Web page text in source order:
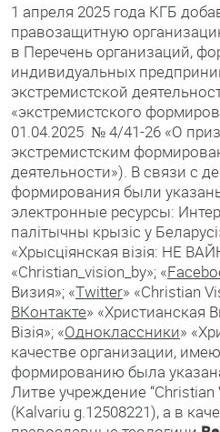
1 апреля 2025 года КГБ
правозащитную
в Перечень организаций,
индивидуальных
экстремистской
«экстремистского
01.04.2025 № 4/41-26 «О
экстремистским
деятельности»). В связи с
формирования были
электронные ресурсы:
палітычны крызіс у
«Хрысціянская візія: НЕ
«Christian_vision_by»; «
Визия»; «Twitter» «Christian
ВКонтакте» «Христианская
Візія»; «Одноклассники»
качестве организации,
формированию была
Литве учреждение “Christian
(Kalvariu g.12508221), а в